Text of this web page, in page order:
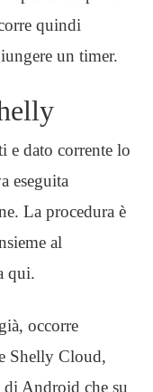
quindi
un timer.
e dato corrente lo
eseguita
La procedura è
al
qui.
occorre
Shelly Cloud,
Android che su